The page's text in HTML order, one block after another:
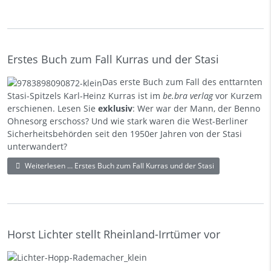
Erstes Buch zum Fall Kurras und der Stasi
Das erste Buch zum Fall des enttarnten
Stasi-Spitzels Karl-Heinz Kurras ist im be.bra verlagvor Kurzem
erschienen. Lesen Sie exklusiv: Wer war der Mann, der Benno
Ohnesorg erschoss? Und wie stark waren die West-Berliner
Sicherheitsbehörden seit den 1950er Jahren von der Stasi
unterwandert?
Weiterlesen … Erstes Buch zum Fall Kurras und der Stasi
Horst Lichter stellt Rheinland-Irrtümer vor